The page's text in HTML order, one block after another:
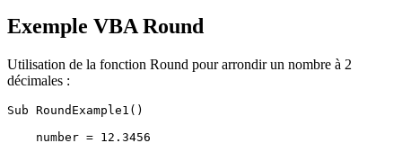
Exemple VBA Round
Utilisation de la fonction Round pour arrondir un nombre à 2
décimales :
Sub RoundExample1()
    number = 12.3456